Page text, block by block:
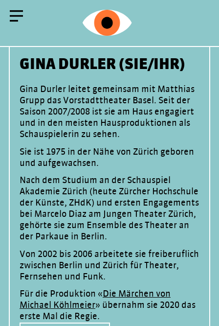
ANGEBOT
SCHULBROSCHÜRE
GINA DURLER (SIE/IHR)
Gina Durler leitet gemeinsam mit Matthias
Grupp das Vorstadttheater Basel. Seit der
Saison 2007/2008 ist sie am Haus engagiert
und in den meisten Hausproduktionen als
Schauspielerin zu sehen.
Sie ist 1975 in der Nähe von Zürich geboren
und aufgewachsen.
Nach dem Studium an der Schauspiel
Akademie Zürich (heute Zürcher Hochschule
der Künste, ZHdK) und ersten Engagements
bei Marcelo Diaz am Jungen Theater Zürich,
gehörte sie zum Ensemble des Theater an
der Parkaue in Berlin.
Von 2002 bis 2006 arbeitete sie freiberuflich
zwischen Berlin und Zürich für Theater,
Fernsehen und Funk.
Für die Produktion «Die Märchen von
Michael Köhlmeier» übernahm sie 2020 das
erste Mal die Regie.